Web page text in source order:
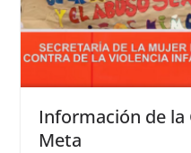
Información de
Meta